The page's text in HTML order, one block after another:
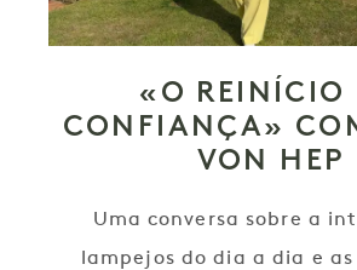
«O REINÍCIO
CONFIANÇA»
VON HEP
Uma conversa sobre a
lampejos do dia a dia e